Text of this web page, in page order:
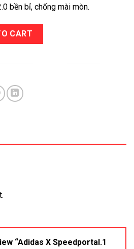
bền bỉ, chống mài mòn.
AG quantity
CART
“Adidas X Speedportal.1